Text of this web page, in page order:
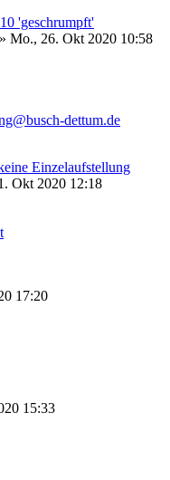
'geschrumpft'
» Mo., 26. Okt 2020 10:58
dettum.de
Einzelaufstellung
Okt 2020 12:18
17:20
15:33